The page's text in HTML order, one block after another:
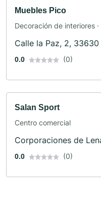
Muebles Pico
Decoración de interiores
Calle la Paz, 2, 33630
0.0 (0)
Salan Sport
Centro comercial
Corporaciones de
0.0 (0)